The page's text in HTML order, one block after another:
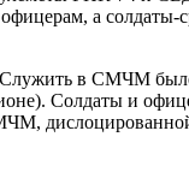
а
в СМЧМ
Солдаты и